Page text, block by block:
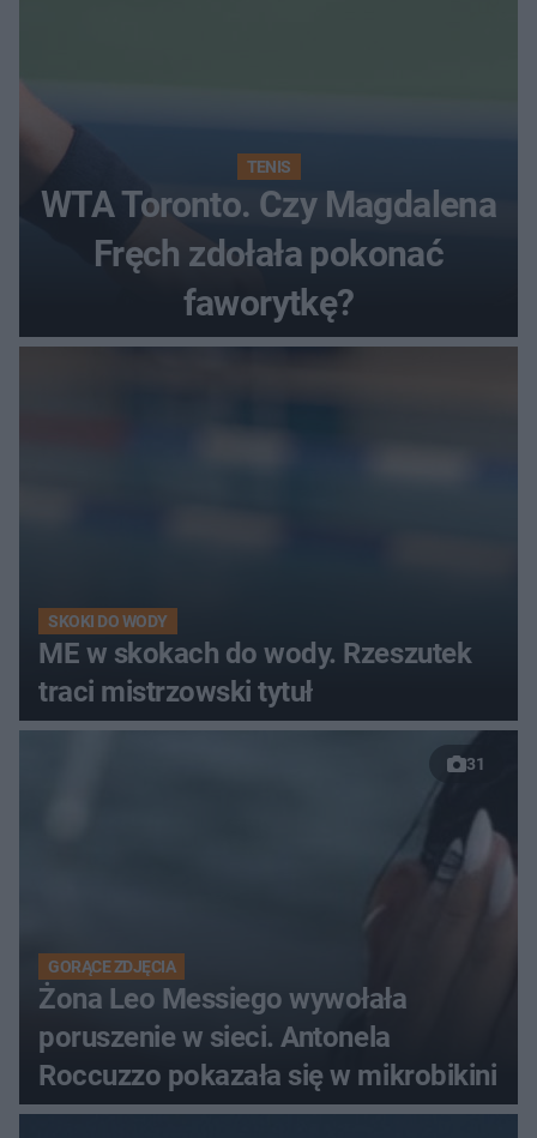
TENIS
WTA Toronto. Czy Magdalena
Fręch zdołała pokonać
faworytkę?
SKOKI DO WODY
ME w skokach do wody. Rzeszutek
traci mistrzowski tytuł
31
GORĄCE ZDJĘCIA
Żona Leo Messiego wywołała
poruszenie w sieci. Antonela
Roccuzzo pokazała się w mikrobikini